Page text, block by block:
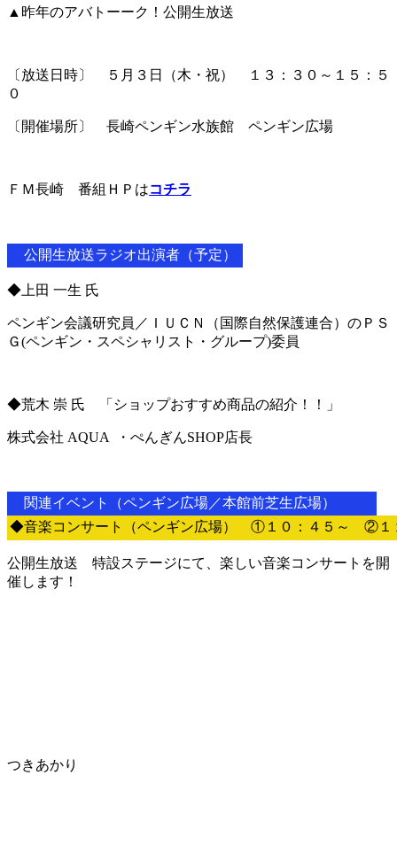
▲昨年のアバトーーク！公開生放送
〔放送日時〕 ５月３日（木・祝） １３：３０～１５：５
０
〔開催場所〕 長崎ペンギン水族館 ペンギン広場
ＦＭ長崎 番組ＨＰはコチラ
公開生放送ラジオ出演者（予定）
◆上田 一生 氏
ペンギン会議研究員／ＩＵＣＮ（国際自然保護連合）のＰＳ
Ｇ(ペンギン・スペシャリスト・グループ)委員
◆荒木 崇 氏 「ショップおすすめ商品の紹介！！」
株式会社 AQUA ・ぺんぎんSHOP店長
関連イベント（ペンギン広場／本館前芝生広場）
◆音楽コンサート（ペンギン広場） ①１０：４５～ ②１
公開生放送 特設ステージにて、楽しい音楽コンサートを開
催します！
つきあかり